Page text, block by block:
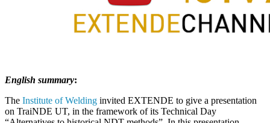
English summary:
The Institute of Welding invited EXTENDE to give a presentation
on TraiNDE UT, in the framework of its Technical Day